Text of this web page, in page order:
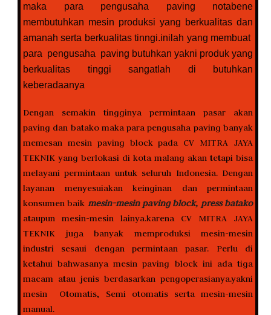
maka para pengusaha paving notabene
membutuhkan mesin produksi yang berkualitas dan
amanah serta berkualitas tinngi.inilah yang membuat
para pengusaha paving butuhkan yakni produk yang
berkualitas tinggi sangatlah di butuhkan
keberadaanya
Dengan semakin tingginya permintaan pasar akan
paving dan batako maka para pengusaha paving banyak
memesan mesin paving block pada CV MITRA JAYA
TEKNIK yang berlokasi di kota malang akan tetapi bisa
melayani permintaan untuk seluruh Indonesia. Dengan
layanan menyesuiakan keinginan dan permintaan
konsumen baik mesin-mesin paving block, press batako
ataupun mesin-mesin lainya.karena CV MITRA JAYA
TEKNIK juga banyak memproduksi mesin-mesin
industri sesaui dengan permintaan pasar. Perlu di
ketahui bahwasanya mesin paving block ini ada tiga
macam atau jenis berdasarkan pengoperasianya.yakni
mesin Otomatis, Semi otomatis serta mesin-mesin
manual.